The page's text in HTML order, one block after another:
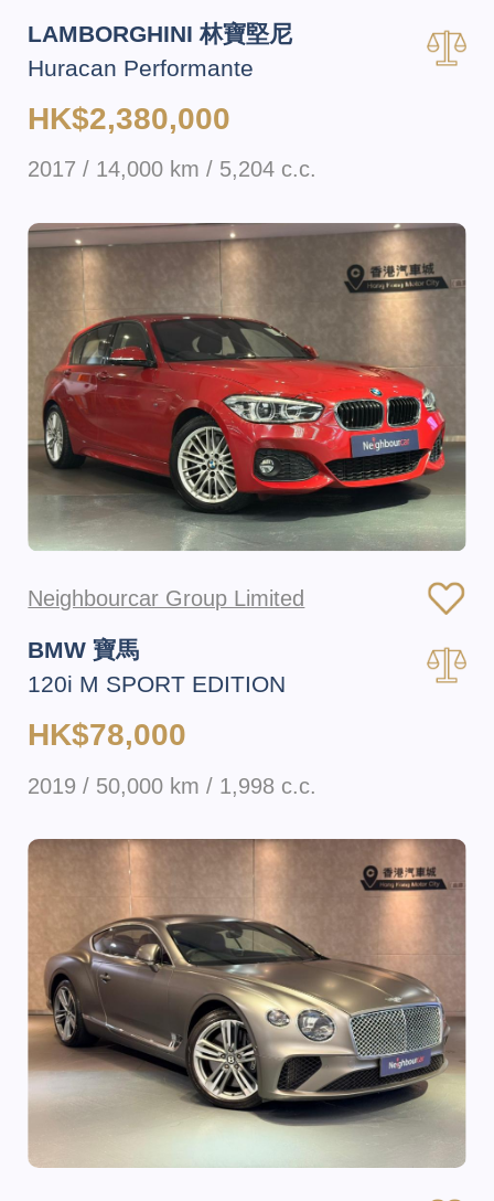
LAMBORGHINI 林寶堅尼
Huracan Performante
HK$2,380,000
2017 / 14,000 km / 5,204 c.c.
Neighbourcar Group Limited
BMW 寶馬
120i M SPORT EDITION
HK$78,000
2019 / 50,000 km / 1,998 c.c.